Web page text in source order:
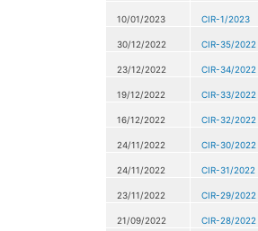
10/01/2023 CIR-1/2023
30/12/2022 CIR-35/2022
23/12/2022 CIR-34/2022
19/12/2022 CIR-33/2022
16/12/2022 CIR-32/2022
24/11/2022 CIR-30/2022
24/11/2022 CIR-31/2022
23/11/2022 CIR-29/2022
21/09/2022 CIR-28/2022